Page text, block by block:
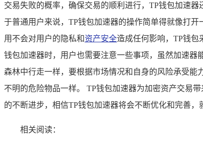
交易失败的概率，确保交易的顺利进行，TP钱包加速
于普通用户来说，TP钱包加速器的操作简单得就像打
用不会对用户的隐私和资产安全造成任何影响，TP钱包
钱包加速器时，用户也需要注意一些事项，虽然加速
森林中行走一样，要根据市场情况和自身的风险承受
不明的危险物品一样。 TP钱包加速器为加密资产交易
的不断进步，相信TP钱包加速器将会不断优化和完善
相关阅读：